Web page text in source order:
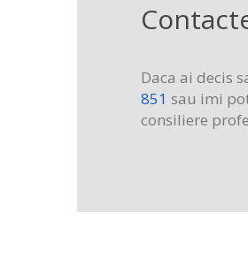
Daca ai decis
851 sau imi
consiliere